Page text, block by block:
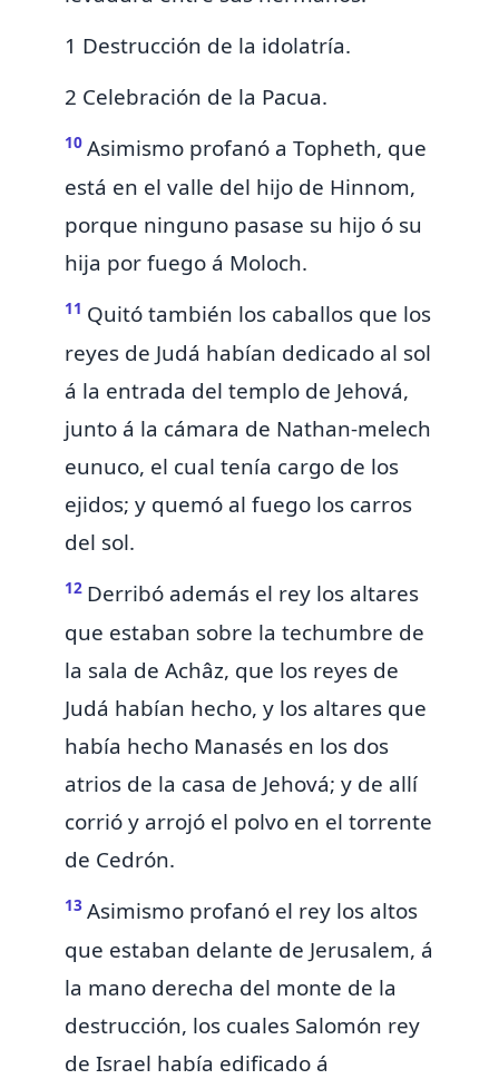
1 Destrucción de la idolatría.
2 Celebración de la Pacua.
10 Asimismo profanó a Topheth, que
está en el valle del hijo de Hinnom,
porque ninguno pasase su hijo ó su
hija por fuego á Moloch.
11 Quitó también los caballos que los
reyes de Judá habían dedicado al sol
á la entrada del templo de Jehová,
junto á la cámara de Nathan-melech
eunuco, el cual tenía cargo de los
ejidos; y quemó al fuego los carros
del sol.
12 Derribó además el rey los altares
que estaban sobre la techumbre de
la sala de Achâz, que los reyes de
Judá habían hecho, y los altares que
había hecho Manasés en los dos
atrios de la casa de Jehová; y de allí
corrió y arrojó el polvo en el torrente
de Cedrón.
13 Asimismo profanó el rey los altos
que estaban delante de Jerusalem, á
la mano derecha del monte de la
destrucción, los cuales Salomón rey
de Israel había edificado á